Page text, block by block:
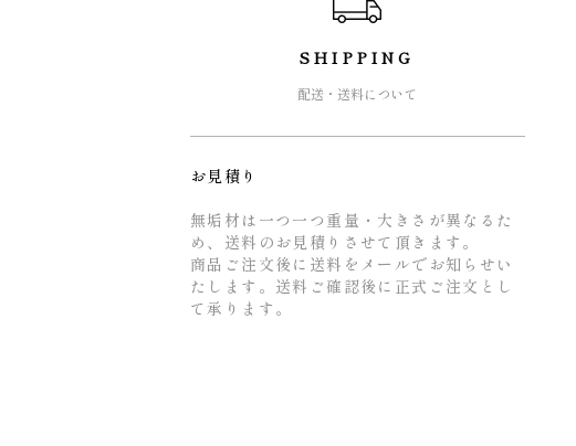
SHIPPING
配送・送料について
お見積り
無垢材は一つ一つ重量・大きさが異なるた
め、送料のお見積りさせて頂きます。
商品ご注文後に送料をメールでお知らせい
たします。送料ご確認後に正式ご注文とし
て承ります。